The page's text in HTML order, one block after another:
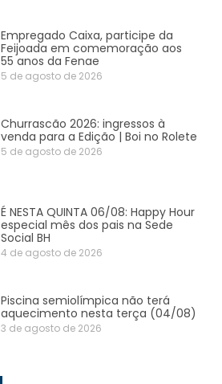
Empregado Caixa, participe da
Feijoada em comemoração aos
55 anos da Fenae
5 de agosto de 2026
Churrascão 2026: ingressos à
venda para a Edição | Boi no Rolete
5 de agosto de 2026
É NESTA QUINTA 06/08: Happy Hour
especial mês dos pais na Sede
Social BH
4 de agosto de 2026
Piscina semiolímpica não terá
aquecimento nesta terça (04/08)
3 de agosto de 2026